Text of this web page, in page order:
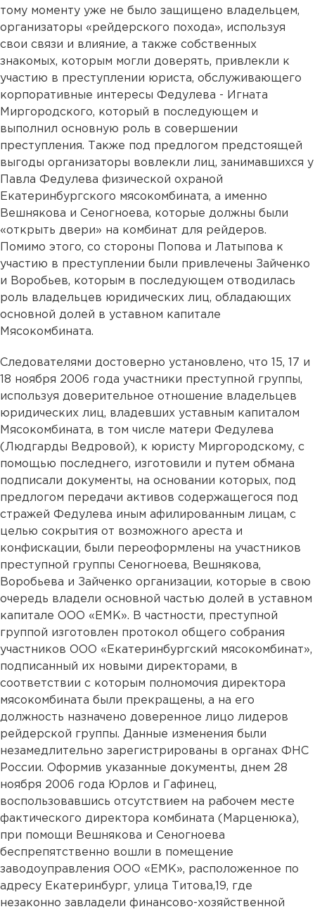
тому моменту уже не было защищено владельцем,
организаторы «рейдерского похода», используя
свои связи и влияние, а также собственных
знакомых, которым могли доверять, привлекли к
участию в преступлении юриста, обслуживающего
корпоративные интересы Федулева - Игната
Миргородского, который в последующем и
выполнил основную роль в совершении
преступления. Также под предлогом предстоящей
выгоды организаторы вовлекли лиц, занимавшихся у
Павла Федулева физической охраной
Екатеринбургского мясокомбината, а именно
Вешнякова и Сеногноева, которые должны были
«открыть двери» на комбинат для рейдеров.
Помимо этого, со стороны Попова и Латыпова к
участию в преступлении были привлечены Зайченко
и Воробьев, которым в последующем отводилась
роль владельцев юридических лиц, обладающих
основной долей в уставном капитале
Мясокомбината.
Следователями достоверно установлено, что 15, 17 и
18 ноября 2006 года участники преступной группы,
используя доверительное отношение владельцев
юридических лиц, владевших уставным капиталом
Мясокомбината, в том числе матери Федулева
(Людгарды Ведровой), к юристу Миргородскому, с
помощью последнего, изготовили и путем обмана
подписали документы, на основании которых, под
предлогом передачи активов содержащегося под
стражей Федулева иным афилированным лицам, с
целью сокрытия от возможного ареста и
конфискации, были переоформлены на участников
преступной группы Сеногноева, Вешнякова,
Воробьева и Зайченко организации, которые в свою
очередь владели основной частью долей в уставном
капитале ООО «ЕМК». В частности, преступной
группой изготовлен протокол общего собрания
участников ООО «Екатеринбургский мясокомбинат»,
подписанный их новыми директорами, в
соответствии с которым полномочия директора
мясокомбината были прекращены, а на его
должность назначено доверенное лицо лидеров
рейдерской группы. Данные изменения были
незамедлительно зарегистрированы в органах ФНС
России. Оформив указанные документы, днем 28
ноября 2006 года Юрлов и Гафинец,
воспользовавшись отсутствием на рабочем месте
фактического директора комбината (Марценюка),
при помощи Вешнякова и Сеногноева
беспрепятственно вошли в помещение
заводоуправления ООО «ЕМК», расположенное по
адресу Екатеринбург, улица Титова,19, где
незаконно завладели финансово-хозяйственной